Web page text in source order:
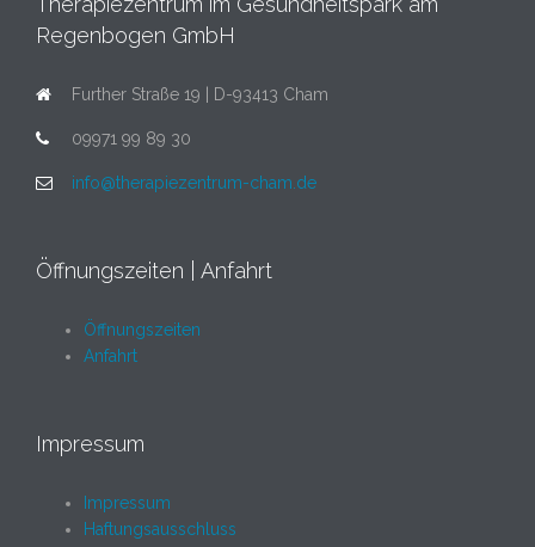
Regenbogen GmbH
Further Straße 19 | D-93413 Cham
09971 99 89 30
info@therapiezentrum-cham.de
Öffnungszeiten | Anfahrt
Öffnungszeiten
Anfahrt
Impressum
Impressum
Haftungsausschluss